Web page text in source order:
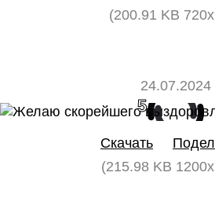
(200.91 KB
24.07.2024
5 0
Скачать
(215.98 KB